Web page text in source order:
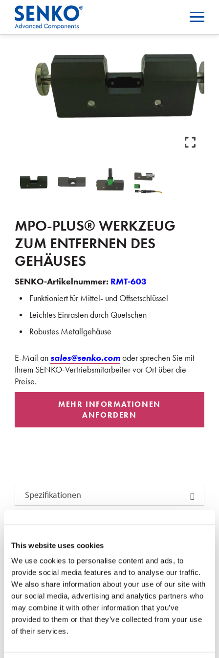
This website uses cookies
We use cookies to personalise content and ads, to
provide social media features and to analyse our traffic.
We also share information about your use of our site with
our social media, advertising and analytics partners who
may combine it with other information that you’ve
provided to them or that they’ve collected from your use
of their services.
MPO-PLUS® WERKZEUG
ZUM ENTFERNEN DES
GEHÄUSES
SENKO-Artikelnummer: RMT-603
Funktioniert für Mittel- und Offsetschlüssel
Leichtes Einrasten durch Quetschen
Robustes Metallgehäuse
E-Mail ansales@senko.comoder sprechen Sie mit
Ihrem SENKO-Vertriebsmitarbeiter vor Ort über die
Preise.
MEHR INFORMATIONEN
ANFORDERN
Spezifikationen
SENKOermöglicht es, das MPO-PLUS®-Steckergehäuse
aus einer Baugruppe zu entfernen, um Korrekturen an
einer fertigen Baugruppe vorzunehmen. Der
Führungsstiftteil des Werkzeugs ist für die Aufnahme von
zentrierten und versetzten MPO-PLUS® Gehäuseschlüsseln
ausgelegt. Die kompakte Größe und die
Metallkonstruktion des Werkzeugs machen es ideal für
den Einsatz an Produktionslinien, in Test- und